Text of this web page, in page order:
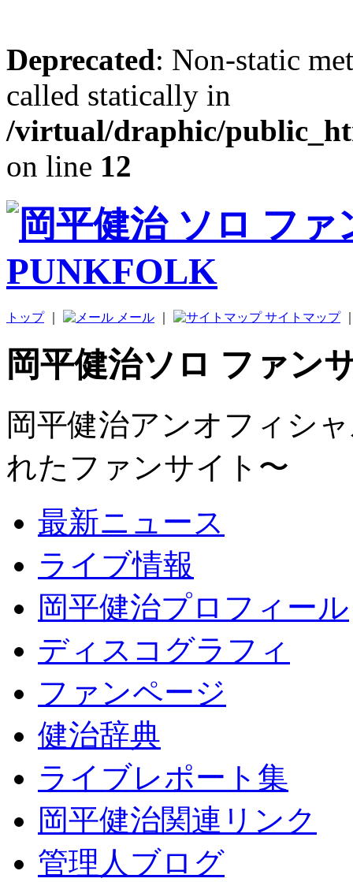
Deprecated: Non-static
called statically in
/virtual/draphic/
on line 12
トップ｜ メール サイトマップ
岡平健治ソロ ファン
岡平健治アンオフィシ
れたファンサイト〜
最新ニュース
ライブ情報
岡平健治プロフィール
ディスコグラフィ
ファンページ
健治辞典
ライブレポート集
岡平健治関連リンク
管理人ブログ